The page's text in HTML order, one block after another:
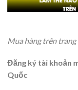
Mua hàng trên
Đăng ký tài khoản
Quốc